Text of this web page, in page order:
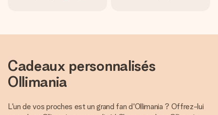
Cadeaux personnalisés
Ollimania
L'un de vos proches est un grand fan d'Ollimania ? Offrez-lui